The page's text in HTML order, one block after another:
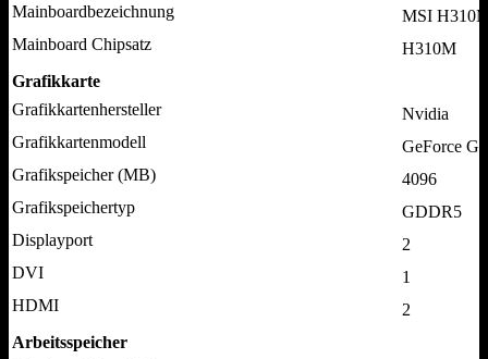
Mainboardbezeichnung
MSI
Mainboard Chipsatz
H310M
Grafikkarte
Grafikkartenhersteller
Nvidia
Grafikkartenmodell
GeForce
Grafikspeicher (MB)
4096
Grafikspeichertyp
GDDR5
Displayport
2
DVI
1
HDMI
2
Arbeitsspeicher